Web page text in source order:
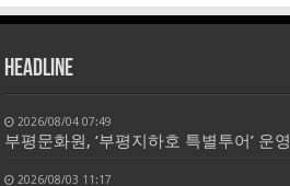
HEADLINE
2026/08/04 07:49
부평문화원, ‘부평지하호 특별투어’ 운영
2026/08/03 11:17